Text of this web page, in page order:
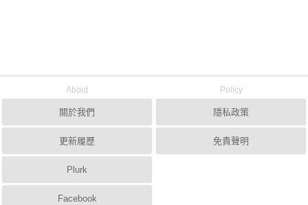
About
關於我們
更新履歷
Plurk
Facebook
Policy
隱私政策
免責聲明